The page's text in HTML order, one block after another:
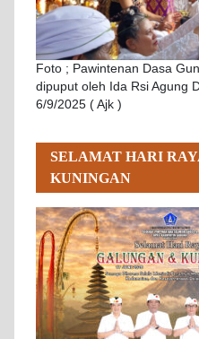
Foto ; Pawintenan Dasa
dipuput oleh Ida Rsi Agung
6/9/2025 ( Ajk )
SELAMAT HARI
KUNINGAN